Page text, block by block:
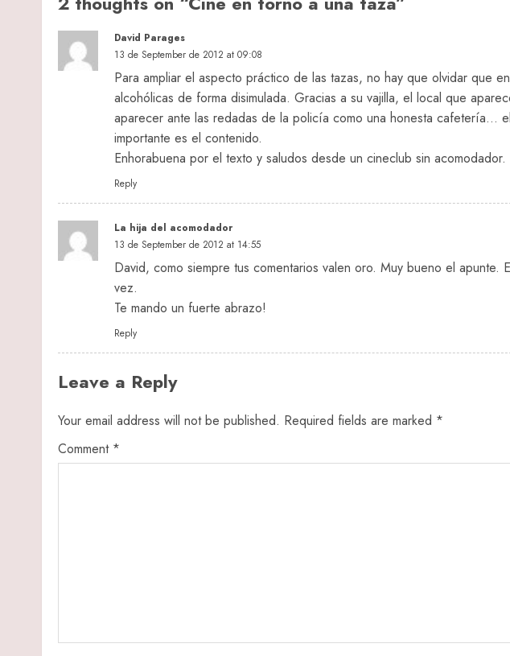
David Parages
13 de September de 2012 at 09:08
Para ampliar el aspecto práctico de las tazas, no hay que olvidar que
alcohólicas de forma disimulada. Gracias a su vajilla, el local que
aparecer ante las redadas de la policía como una honesta cafetería…
importante es el contenido.
Enhorabuena por el texto y saludos desde un cineclub sin acomodador.
Reply
La hija del acomodador
13 de September de 2012 at 14:55
David, como siempre tus comentarios valen oro. Muy bueno el
vez.
Te mando un fuerte abrazo!
Reply
Leave a Reply
Your email address will not be published. Required fields are marked *
Comment *